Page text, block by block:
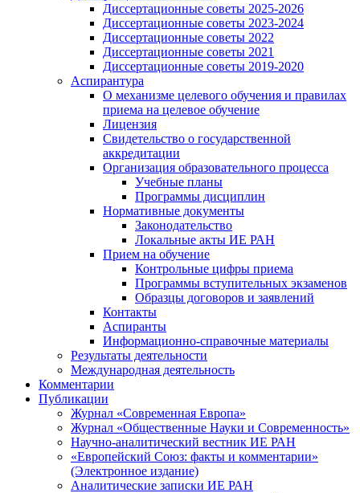
Диссертационные советы 2025-2026
Диссертационные советы 2023-2024
Диссертационные советы 2022
Диссертационные советы 2021
Диссертационные советы 2019-2020
Аспирантура
О механизме целевого обучения и правилах
приема на целевое обучение
Лицензия
Свидетельство о государственной
аккредитации
Организация образовательного процесса
Учебные планы
Программы дисциплин
Нормативные документы
Законодательство
Локальные акты ИЕ РАН
Прием на обучение
Контрольные цифры приема
Программы вступительных экзаменов
Образцы договоров и заявлений
Контакты
Аспиранты
Информационно-справочные материалы
Результаты деятельности
Международная деятельность
Комментарии
Публикации
Журнал «Современная Европа»
Журнал «Общественные Науки и Современность»
Научно-аналитический вестник ИЕ РАН
«Европейский Союз: факты и комментарии»
(Электронное издание)
Аналитические записки ИЕ РАН